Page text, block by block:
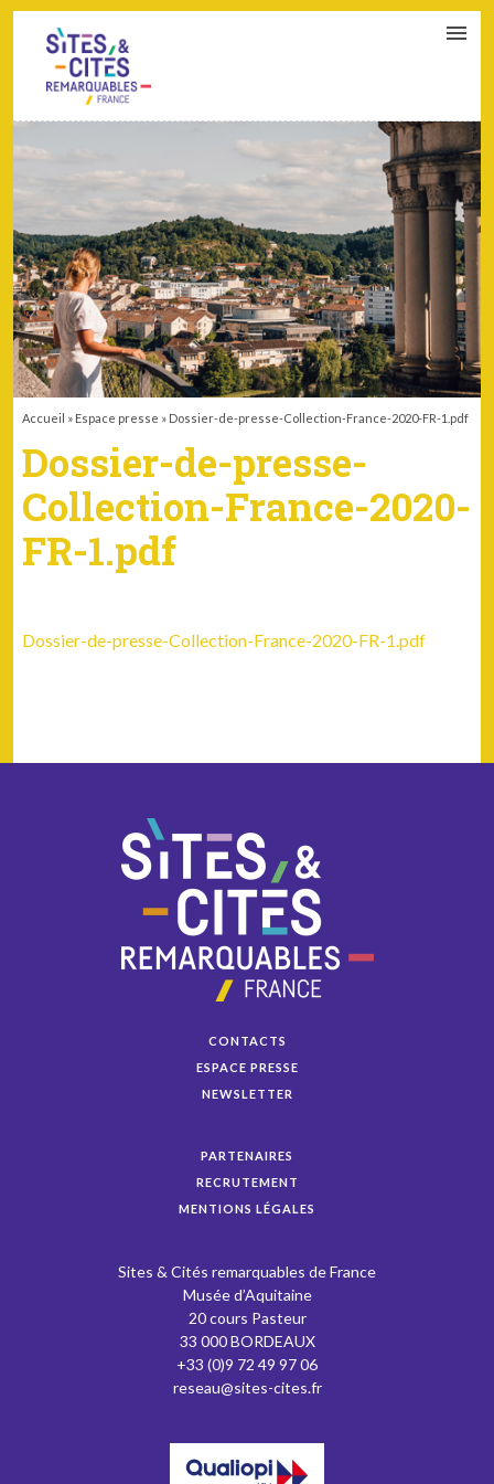
Accueil » Espace presse » Dossier-de-presse-Collection-France-2020-FR-1.pdf
Dossier-de-presse-
Collection-France-2020-
FR-1.pdf
Dossier-de-presse-Collection-France-2020-FR-1.pdf
CONTACTS
ESPACE PRESSE
NEWSLETTER
PARTENAIRES
RECRUTEMENT
MENTIONS LÉGALES
Sites & Cités remarquables de France
Musée d’Aquitaine
20 cours Pasteur
33 000 BORDEAUX
+33 (0)9 72 49 97 06
reseau@sites-cites.fr